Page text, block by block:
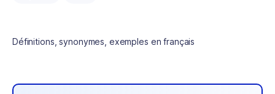
Définitions, synonymes, exemples en français